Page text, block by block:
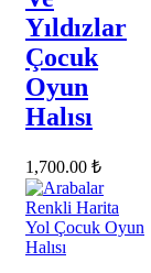
Yıldızlar
Çocuk
Oyun
Halısı
1,700.00 ₺